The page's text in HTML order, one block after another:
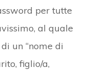
per tutte
al quale
un “nome di
figlio/a,